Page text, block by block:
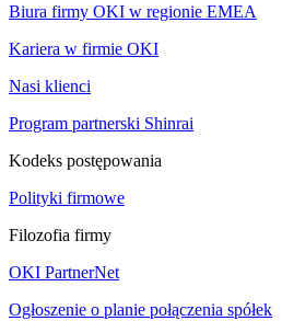
Biura firmy OKI w regionie EMEA
Kariera w firmie OKI
Nasi klienci
Program partnerski Shinrai
Kodeks postępowania
Polityki firmowe
Filozofia firmy
OKI PartnerNet
Ogłoszenie o planie połączenia spółek